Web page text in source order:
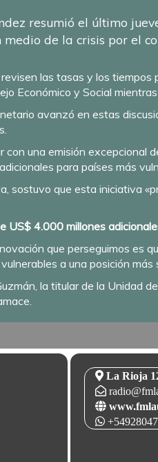
resumió el último
medio de la crisis por el
las tasas y los
Económico y Social
avanzó en estas
una emisión excepcional
para países más
sostuvo que esta iniciativa
US$ 4.000 millones
que perseguimos es
a una posición más
la titular de la Unidad
La Rioja